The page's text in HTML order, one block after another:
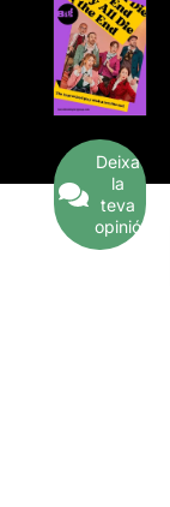
Deixa
la
teva
opinió